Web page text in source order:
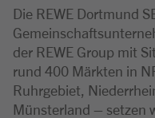
Die REWE Dortmund
der REWE Group mit
rund 400 Märkten in
Ruhrgebiet,
Münsterland – setzen